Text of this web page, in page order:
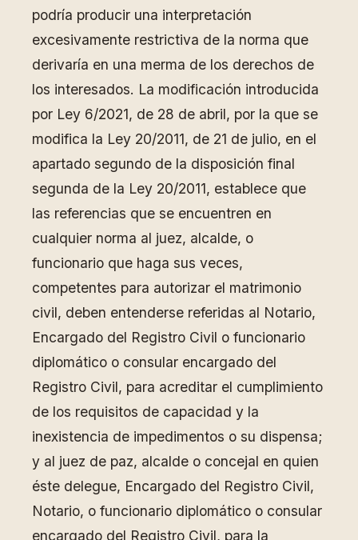
podría producir una interpretación
excesivamente restrictiva de la norma que
derivaría en una merma de los derechos de
los interesados. La modificación introducida
por Ley 6/2021, de 28 de abril, por la que se
modifica la Ley 20/2011, de 21 de julio, en el
apartado segundo de la disposición final
segunda de la Ley 20/2011, establece que
las referencias que se encuentren en
cualquier norma al juez, alcalde, o
funcionario que haga sus veces,
competentes para autorizar el matrimonio
civil, deben entenderse referidas al Notario,
Encargado del Registro Civil o funcionario
diplomático o consular encargado del
Registro Civil, para acreditar el cumplimiento
de los requisitos de capacidad y la
inexistencia de impedimentos o su dispensa;
y al juez de paz, alcalde o concejal en quien
éste delegue, Encargado del Registro Civil,
Notario, o funcionario diplomático o consular
encargado del Registro Civil, para la